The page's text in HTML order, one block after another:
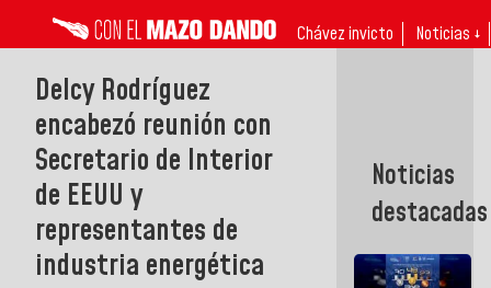
Chávez invicto Noticias ↓
Delcy Rodríguez
encabezó reunión con
Secretario de Interior
de EEUU y
representantes de
industria energética
Noticias
destacadas